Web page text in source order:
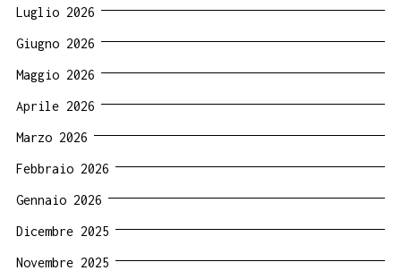
Luglio 2026
Giugno 2026
Maggio 2026
Aprile 2026
Marzo 2026
Febbraio 2026
Gennaio 2026
Dicembre 2025
Novembre 2025